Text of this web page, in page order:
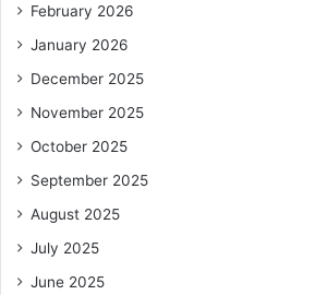
February 2026
January 2026
December 2025
November 2025
October 2025
September 2025
August 2025
July 2025
June 2025